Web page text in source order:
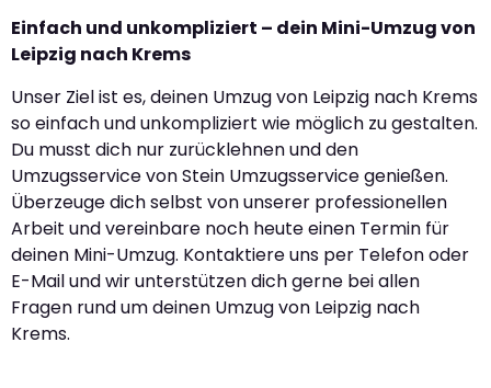
Einfach und unkompliziert – dein Mini-Umzug von
Leipzig nach Krems
Unser Ziel ist es, deinen Umzug von Leipzig nach Krems
so einfach und unkompliziert wie möglich zu gestalten.
Du musst dich nur zurücklehnen und den
Umzugsservice von Stein Umzugsservice genießen.
Überzeuge dich selbst von unserer professionellen
Arbeit und vereinbare noch heute einen Termin für
deinen Mini-Umzug. Kontaktiere uns per Telefon oder
E-Mail und wir unterstützen dich gerne bei allen
Fragen rund um deinen Umzug von Leipzig nach
Krems.